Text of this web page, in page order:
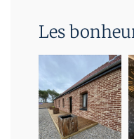
Les